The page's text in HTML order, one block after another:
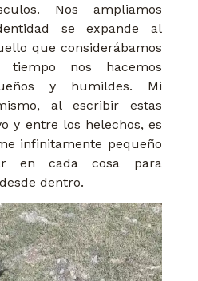
Nos ampliamos
se expande al
que considerábamos
tiempo nos hacemos
y humildes. Mi
al escribir estas
y entre los helechos, es
infinitamente pequeño
en cada cosa para
dentro.